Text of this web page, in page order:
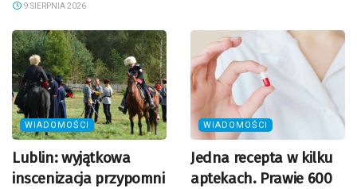
9 SIERPNIA 2026
WIADOMOŚCI
Lublin: wyjątkowa
inscenizacja przypomni
WIADOMOŚCI
Jedna recepta w kilku
aptekach. Prawie 600